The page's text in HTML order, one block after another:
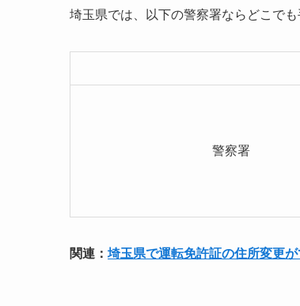
埼玉県では、以下の警察署ならどこでも
警察署
関連： 埼玉県で運転免許証の住所変更